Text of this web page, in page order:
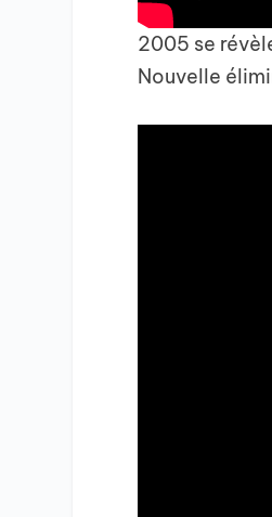
2005 se
Nouvelle